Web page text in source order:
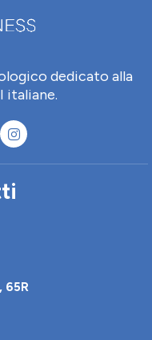
65R
dedicato alla
italiane.